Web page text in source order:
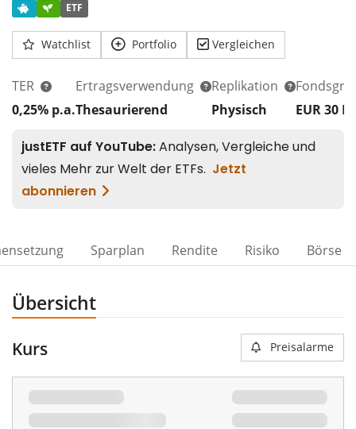
ETF
Watchlist Portfolio Vergleichen
TER
0,25% p.a.
Ertragsverwendung
Thesaurierend
Replikation
Physisch
EUR 30
Sparplan Rendite Risiko Börse
Übersicht
Kurs Preisalarme